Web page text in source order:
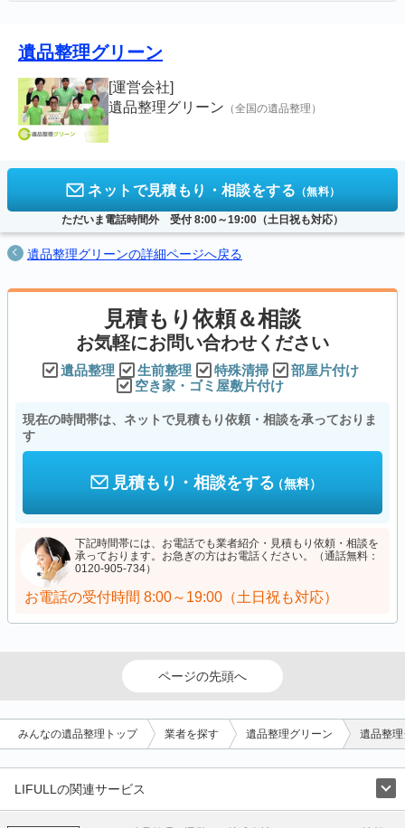
遺品整理グリーン
[運営会社]
遺品整理グリーン （全国の遺品整理）
ネットで見積もり・相談をする （無料）
ただいま電話時間外 受付 8:00～19:00（土日祝も対応）
遺品整理グリーンの詳細ページへ戻る
見積もり依頼＆相談
お気軽にお問い合わせください
遺品整理 生前整理 特殊清掃
部屋片付け
空き家・ゴミ屋敷片付け
現在の時間帯は、ネットで見積もり依頼・相談を承っておりま
す
見積もり・相談をする（無料）
下記時間帯には、お電話でも業者紹介・見積もり依頼・相談を
承っております。お急ぎの方はお電話ください。（通話無料：
0120-905-734）
お電話の受付時間 8:00～19:00（土日祝も対応）
ページの先頭へ
みんなの遺品整理トップ 業者を探す 遺品整理グリーン 遺品整
LIFULLの関連サービス